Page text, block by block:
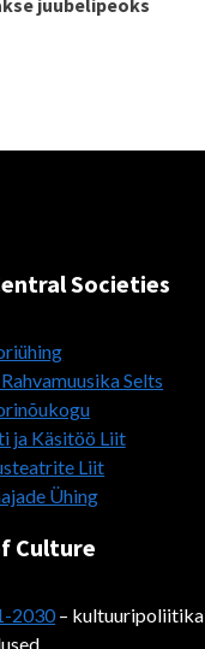
juubelipeoks
Societies
Selts
ja Käsitöö Liit
Liit
Ühing
Culture
2030– kultuuripoliitika